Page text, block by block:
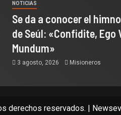
NOTICIAS
Se da a conocer el
de Seúl: «Confidite, Ego
Mundum»
3 agosto, 2026 Misioneros
derechos reservados. |